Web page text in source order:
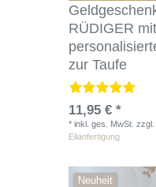
RÜDIGER
zur Taufe
11,95 € *
* inkl. ges. MwSt. zzgl.
Eilanfertigung
Neuheit